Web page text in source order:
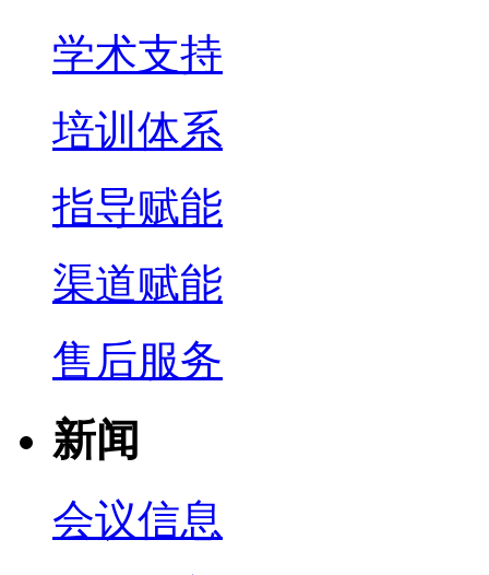
学术支持
培训体系
指导赋能
渠道赋能
售后服务
新闻
会议信息